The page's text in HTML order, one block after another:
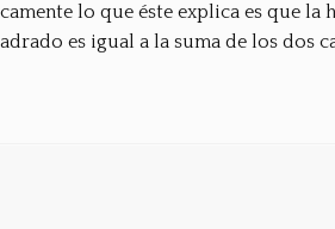
lo que éste explica es que la
es igual a la suma de los dos